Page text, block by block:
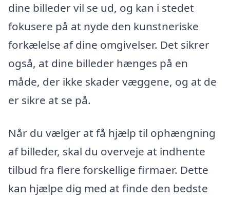
dine billeder vil se ud, og kan i stedet
fokusere på at nyde den kunstneriske
forkælelse af dine omgivelser. Det sikrer
også, at dine billeder hænges på en
måde, der ikke skader væggene, og at de
er sikre at se på.
Når du vælger at få hjælp til ophængning
af billeder, skal du overveje at indhente
tilbud fra flere forskellige firmaer. Dette
kan hjælpe dig med at finde den bedste